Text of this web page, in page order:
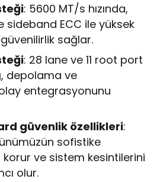
: 5600 MT/s hızında,
sideband ECC ile yüksek
sağlar.
: 28 lane ve 11 root port
depolama ve
entegrasyonunu
güvenlik özellikleri:
sofistike
korur ve sistem kesintilerini
olur.